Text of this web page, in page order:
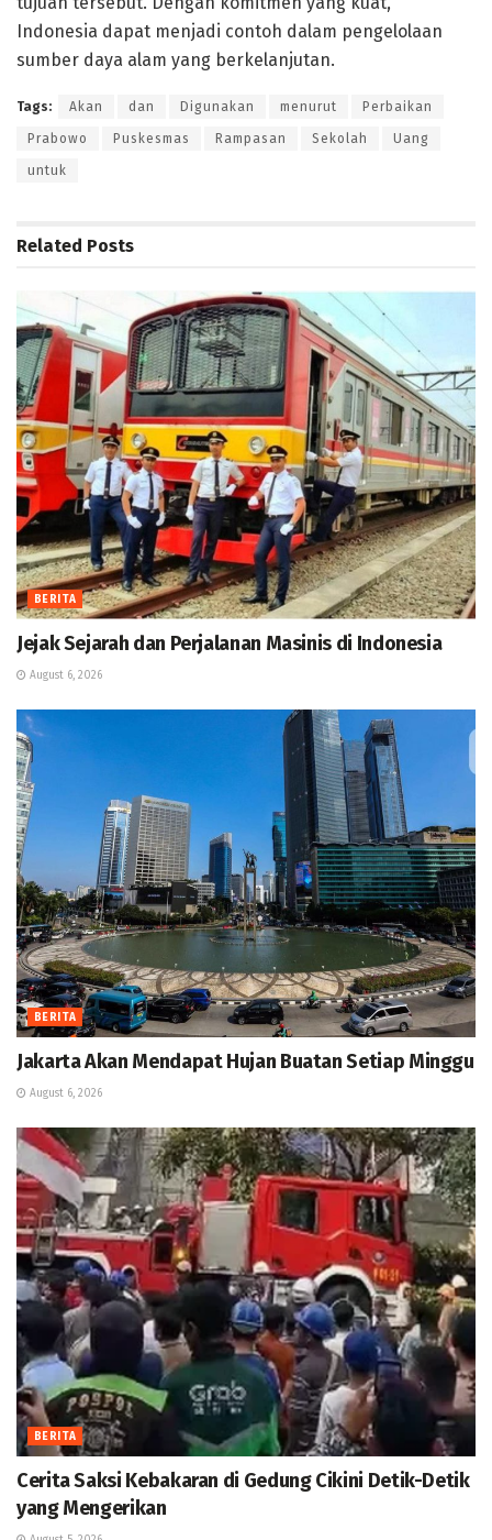
Indonesia dapat menjadi contoh dalam pengelolaan
sumber daya alam yang berkelanjutan.
Tags: Akan dan Digunakan menurut Perbaikan
Prabowo Puskesmas Rampasan Sekolah Uang
untuk
Related Posts
BERITA
Jejak Sejarah dan Perjalanan Masinis di Indonesia
August 6, 2026
BERITA
Jakarta Akan Mendapat Hujan Buatan Setiap Minggu
August 6, 2026
BERITA
Cerita Saksi Kebakaran di Gedung Cikini Detik-Detik
yang Mengerikan